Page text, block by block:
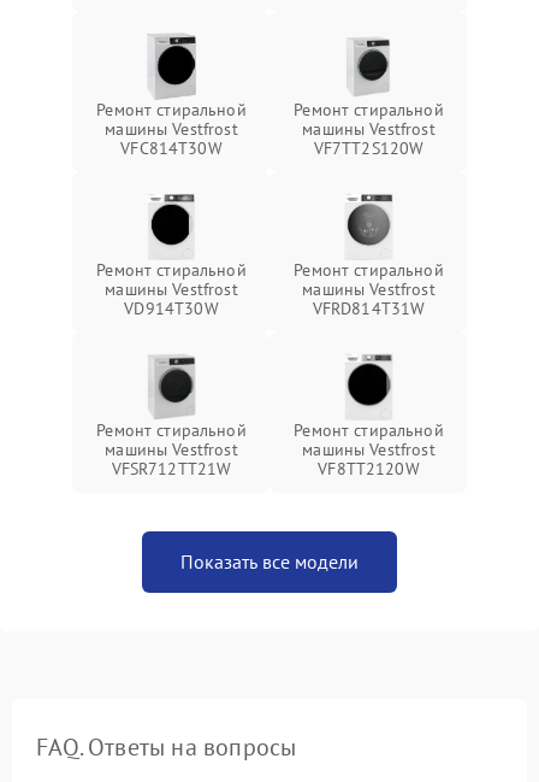
Ремонт стиральной
машины Vestfrost
VFC814T30W
Ремонт стиральной
машины Vestfrost
VF7TT2S120W
Ремонт стиральной
машины Vestfrost
VD914T30W
Ремонт стиральной
машины Vestfrost
VFRD814T31W
Ремонт стиральной
машины Vestfrost
VFSR712TT21W
Ремонт стиральной
машины Vestfrost
VF8TT2120W
Показать все модели
FAQ. Ответы на вопросы